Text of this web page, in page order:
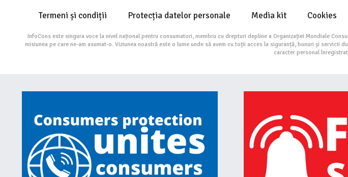
Termeni și condiții Protecția datelor personale Media kit Cookies
InfoCons este singura voce la nivel național pentru consumatori, membru cu drepturi depline a Organizației Mondiale
misiunea pe care ne-am asumat-o. Viziunea noastră este o lume unde să avem cu toții acces la siguranță, bunuri și
caracter personal